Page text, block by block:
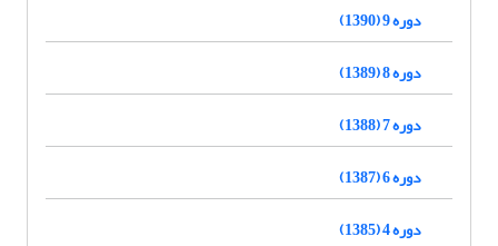
دوره 9 (1390)
دوره 8 (1389)
دوره 7 (1388)
دوره 6 (1387)
دوره 4 (1385)